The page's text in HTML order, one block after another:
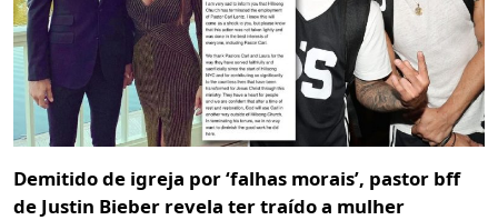
Demitido de igreja por ‘falhas morais’, pastor bff
de Justin Bieber revela ter traído a mulher